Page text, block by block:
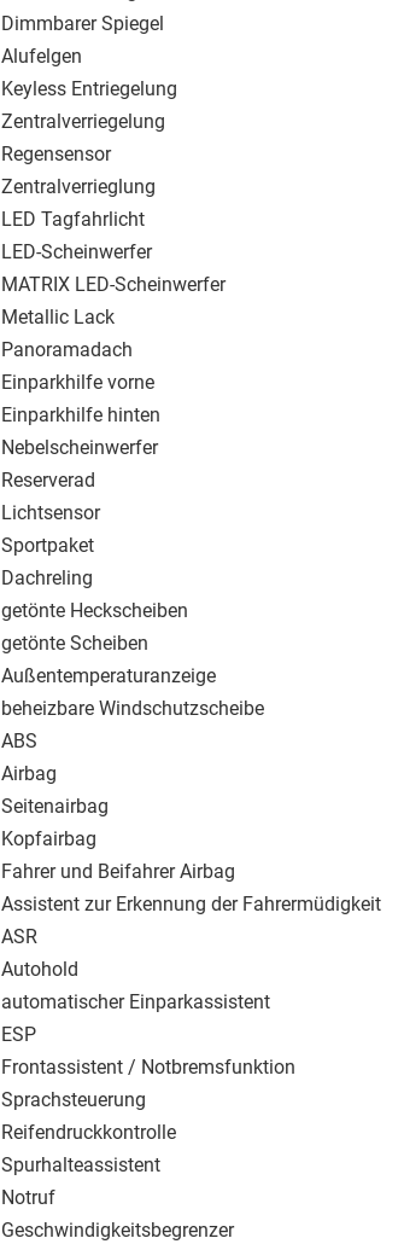
Dimmbarer Spiegel
Alufelgen
Keyless Entriegelung
Zentralverriegelung
Regensensor
Zentralverrieglung
LED Tagfahrlicht
LED-Scheinwerfer
MATRIX LED-Scheinwerfer
Metallic Lack
Panoramadach
Einparkhilfe vorne
Einparkhilfe hinten
Nebelscheinwerfer
Reserverad
Lichtsensor
Sportpaket
Dachreling
getönte Heckscheiben
getönte Scheiben
Außentemperaturanzeige
beheizbare Windschutzscheibe
ABS
Airbag
Seitenairbag
Kopfairbag
Fahrer und Beifahrer Airbag
Assistent zur Erkennung der Fahrermüdigkeit
ASR
Autohold
automatischer Einparkassistent
ESP
Frontassistent / Notbremsfunktion
Sprachsteuerung
Reifendruckkontrolle
Spurhalteassistent
Notruf
Geschwindigkeitsbegrenzer